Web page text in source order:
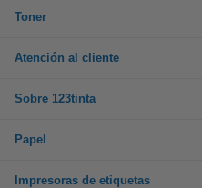
Toner
Atención al cliente
Sobre 123tinta
Papel
Impresoras de etiquetas